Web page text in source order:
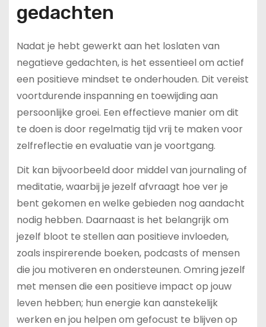
gedachten
Nadat je hebt gewerkt aan het loslaten van
negatieve gedachten, is het essentieel om actief
een positieve mindset te onderhouden. Dit vereist
voortdurende inspanning en toewijding aan
persoonlijke groei. Een effectieve manier om dit
te doen is door regelmatig tijd vrij te maken voor
zelfreflectie en evaluatie van je voortgang.
Dit kan bijvoorbeeld door middel van journaling of
meditatie, waarbij je jezelf afvraagt hoe ver je
bent gekomen en welke gebieden nog aandacht
nodig hebben. Daarnaast is het belangrijk om
jezelf bloot te stellen aan positieve invloeden,
zoals inspirerende boeken, podcasts of mensen
die jou motiveren en ondersteunen. Omring jezelf
met mensen die een positieve impact op jouw
leven hebben; hun energie kan aanstekelijk
werken en jou helpen om gefocust te blijven op